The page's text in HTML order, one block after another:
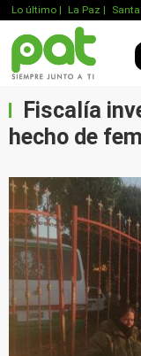
Lo último | La Paz |
Fiscalía
hecho de